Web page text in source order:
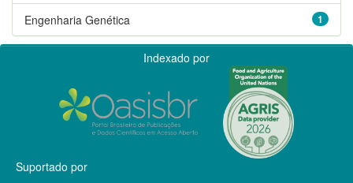
1
Engenharia Genética
Indexado por
Suportado por